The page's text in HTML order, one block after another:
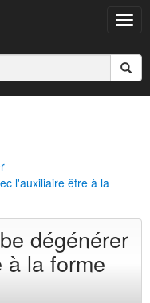
l'auxiliaire être à la
dégénérer
à la forme